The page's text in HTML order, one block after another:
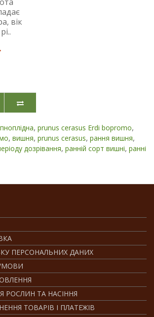
вік
, prunus cerasus Erdi bopromo,
, вишня, prunus cerasus, рання вишня,
дозрівання, ранній сорт вишні, ранні
ПЕРСОНАЛЬНИХ ДАНИХ
РОСЛИН ТА НАСІННЯ
ТОВАРІВ І ПЛАТЕЖІВ